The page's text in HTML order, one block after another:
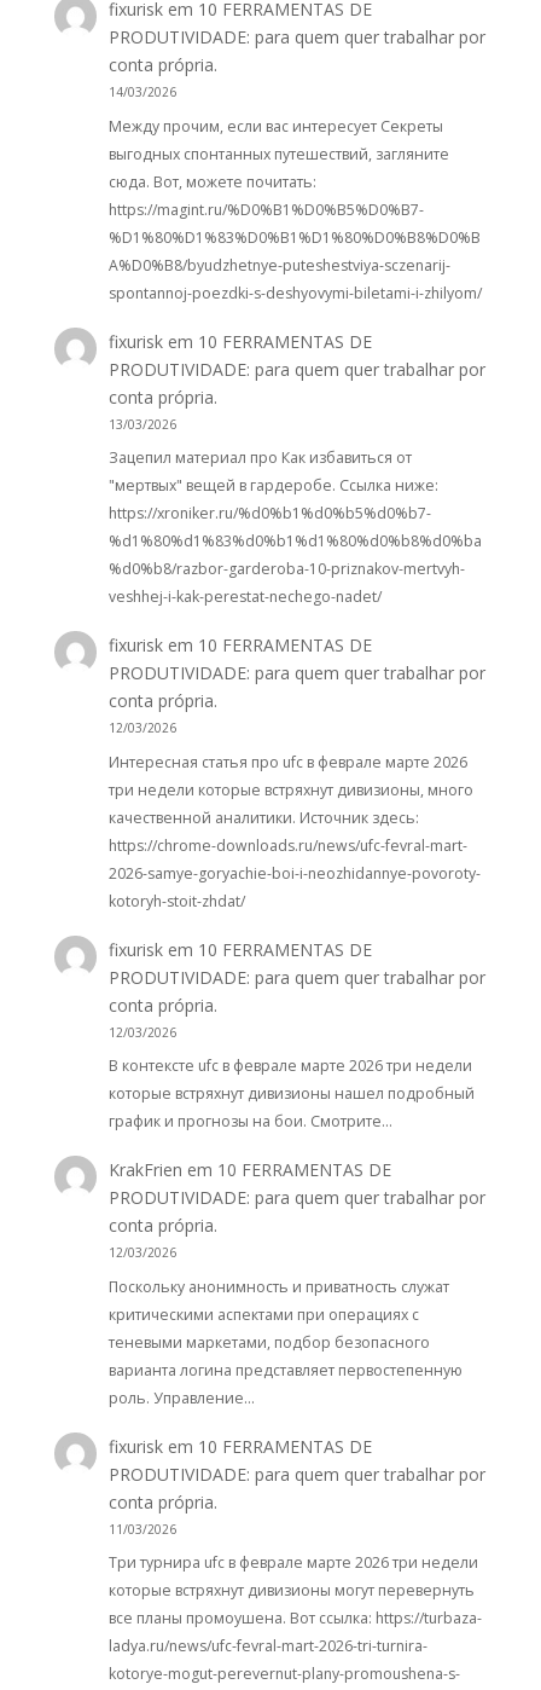
fixurisk em 10 FERRAMENTAS DE
PRODUTIVIDADE: para quem quer trabalhar por
conta própria.
14/03/2026
Между прочим, если вас интересует Секреты
выгодных спонтанных путешествий, загляните
сюда. Вот, можете почитать:
https://magint.ru/%D0%B1%D0%B5%D0%B7-
%D1%80%D1%83%D0%B1%D1%80%D0%B8%D0%B
A%D0%B8/byudzhetnye-puteshestviya-sczenarij-
spontannoj-poezdki-s-deshyovymi-biletami-i-zhilyom/
fixurisk em 10 FERRAMENTAS DE
PRODUTIVIDADE: para quem quer trabalhar por
conta própria.
13/03/2026
Зацепил материал про Как избавиться от
"мертвых" вещей в гардеробе. Ссылка ниже:
https://xroniker.ru/%d0%b1%d0%b5%d0%b7-
%d1%80%d1%83%d0%b1%d1%80%d0%b8%d0%ba
%d0%b8/razbor-garderoba-10-priznakov-mertvyh-
veshhej-i-kak-perestat-nechego-nadet/
fixurisk em 10 FERRAMENTAS DE
PRODUTIVIDADE: para quem quer trabalhar por
conta própria.
12/03/2026
Интересная статья про ufc в феврале марте 2026
три недели которые встряхнут дивизионы, много
качественной аналитики. Источник здесь:
https://chrome-downloads.ru/news/ufc-fevral-mart-
2026-samye-goryachie-boi-i-neozhidannye-povoroty-
kotoryh-stoit-zhdat/
fixurisk em 10 FERRAMENTAS DE
PRODUTIVIDADE: para quem quer trabalhar por
conta própria.
12/03/2026
В контексте ufc в феврале марте 2026 три недели
которые встряхнут дивизионы нашел подробный
график и прогнозы на бои. Смотрите…
KrakFrien em 10 FERRAMENTAS DE
PRODUTIVIDADE: para quem quer trabalhar por
conta própria.
12/03/2026
Поскольку анонимность и приватность служат
критическими аспектами при операциях с
теневыми маркетами, подбор безопасного
варианта логина представляет первостепенную
роль. Управление…
fixurisk em 10 FERRAMENTAS DE
PRODUTIVIDADE: para quem quer trabalhar por
conta própria.
11/03/2026
Три турнира ufc в феврале марте 2026 три недели
которые встряхнут дивизионы могут перевернуть
все планы промоушена. Вот ссылка: https://turbaza-
ladya.ru/news/ufc-fevral-mart-2026-tri-turnira-
kotorye-mogut-perevernut-plany-promoushena-s-